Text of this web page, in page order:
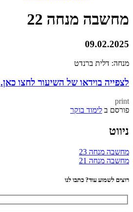
מחשבה מנחה 22
09.02.2025
מנחה: דלית ברנדט
לצפייה בוידאו של השיעור לחצו כאן.
print
פורסם ב לימוד בוקר
ניווט
מחשבה מנחה 23
מחשבה מנחה 21
רוצים לשמוע עוד? כתבו לנו